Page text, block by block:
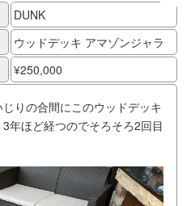
DUNK
ウッドデッキ アマゾンジャラ
¥250,000
りの合間にこのウッドデッキ
年ほど経つのでそろそろ2回目